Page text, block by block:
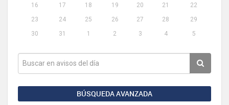
16
17 18 19 20 21
22
23
24 25 26 27 28
29
30
31 1 2 3 4 5
BÚSQUEDA AVANZADA